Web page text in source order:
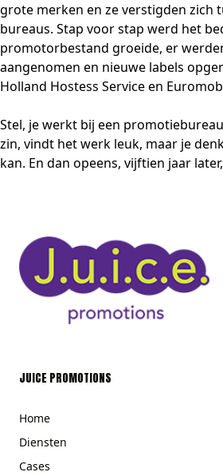
grote merken en ze verstigden zich
bureaus. Stap voor stap werd het
promotorbestand groeide, er
aangenomen en nieuwe labels
Holland Hostess Service en
Stel, je werkt bij een
zin, vindt het werk leuk, maar je
kan. En dan opeens, vijftien jaar later,
JUICE PROMOTIONS
Home
Diensten
Cases